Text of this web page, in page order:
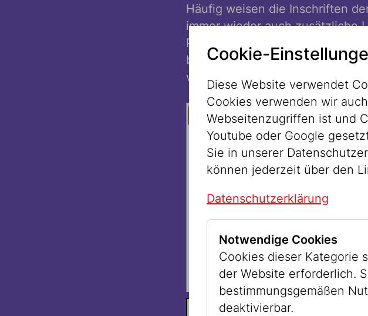
Häufig weisen die Inschriften
immer wieder auch zusätzliche
Projekts, für das knapp 400
biografische Bezüge zu über
werden.
PAROCHET FÜR EMIL
So
viele
die
Cookie-
Diese Website verwendet
Cookies verwenden wir
Webseitenzugriffen ist und
Youtube oder Google
Sie in unserer
können jederzeit über den
Datenschutzerklärung
Notwendige Cookies
Cookies dieser Kategorie
der Website erforderlich.
bestimmungsgemäßen
deaktivierbar.